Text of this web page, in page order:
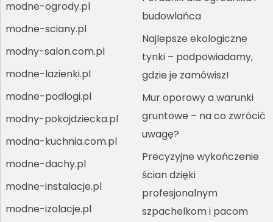
modne-ogrody.pl
modne-sciany.pl
modny-salon.com.pl
modne-lazienki.pl
modne-podlogi.pl
modny-pokojdziecka.pl
modna-kuchnia.com.pl
modne-dachy.pl
modne-instalacje.pl
modne-izolacje.pl
budowlańca
Najlepsze ekologiczne
tynki – podpowiadamy,
gdzie je zamówisz!
Mur oporowy a warunki
gruntowe – na co zwrócić
uwagę?
Precyzyjne wykończenie
ścian dzięki
profesjonalnym
szpachelkom i pacom